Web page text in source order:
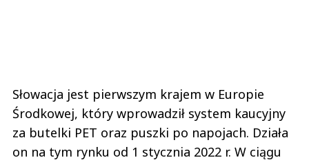
Słowacja jest pierwszym krajem w Europie
Środkowej, który wprowadził system kaucyjny
za butelki PET oraz puszki po napojach. Działa
on na tym rynku od 1 stycznia 2022 r. W ciągu